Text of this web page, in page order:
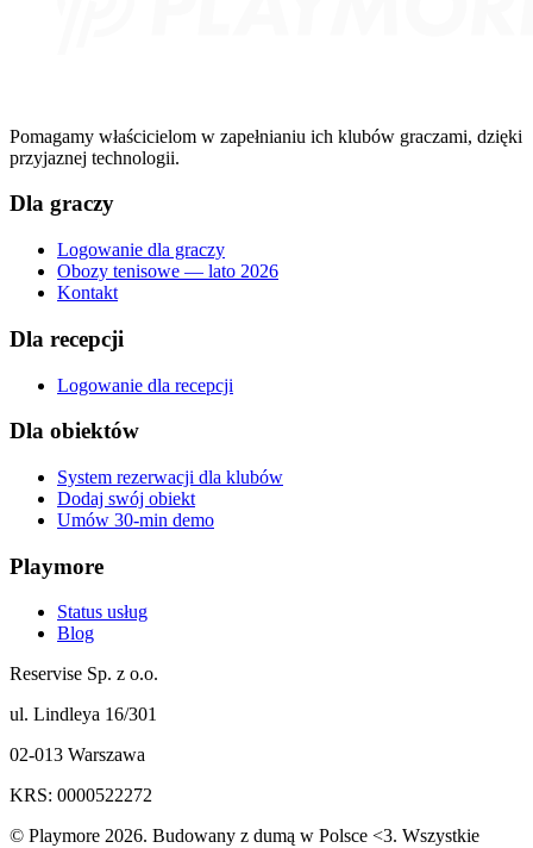
Pomagamy właścicielom w zapełnianiu ich klubów graczami, dzięki
przyjaznej technologii.
Dla graczy
Logowanie dla graczy
Obozy tenisowe — lato 2026
Kontakt
Dla recepcji
Logowanie dla recepcji
Dla obiektów
System rezerwacji dla klubów
Dodaj swój obiekt
Umów 30-min demo
Playmore
Status usług
Blog
Reservise Sp. z o.o.
ul. Lindleya 16/301
02-013 Warszawa
KRS: 0000522272
© Playmore 2026. Budowany z dumą w Polsce <3. Wszystkie